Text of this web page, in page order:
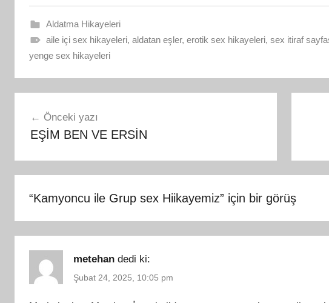
Aldatma Hikayeleri
aile içi sex hikayeleri, aldatan eşler, erotik sex hikayeleri, sex itiraf
yenge sex hikayeleri
gezinmesi
Önceki yazı
EŞİM BEN VE ERSİN
“Kamyoncu ile Grup sex Hiikayemiz” için bir görüş
metehan dedi ki:
Şubat 24, 2025, 10:05 pm